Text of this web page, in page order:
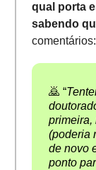
qual porta
sabendo
comentários:
🙇 “
primeira,
(poderia
de novo
ponto